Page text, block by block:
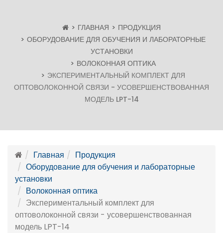
ГЛАВНАЯ
ПРОДУКЦИЯ
ОБОРУДОВАНИЕ ДЛЯ ОБУЧЕНИЯ И ЛАБОРАТОРНЫЕ
УСТАНОВКИ
ВОЛОКОННАЯ ОПТИКА
ЭКСПЕРИМЕНТАЛЬНЫЙ КОМПЛЕКТ ДЛЯ
ОПТОВОЛОКОННОЙ СВЯЗИ - УСОВЕРШЕНСТВОВАННАЯ
МОДЕЛЬ LPT-14
Главная
Продукция
Оборудование для обучения и лабораторные
установки
Волоконная оптика
Экспериментальный комплект для
оптоволоконной связи - усовершенствованная
модель LPT-14